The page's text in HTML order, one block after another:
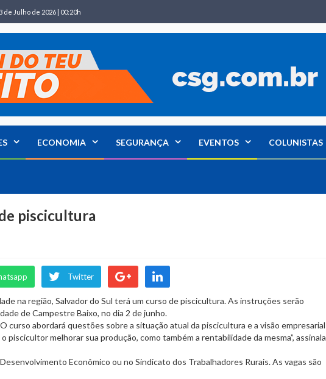
de Julho de 2026 | 00:20h
ECONOMIA SEGURANÇA EVENTOS COLUNISTAS
piscicultura
Twitter
na região, Salvador do Sul terá um curso de piscicultura. As instruções serão
de Campestre Baixo, no dia 2 de junho.
curso abordará questões sobre a situação atual da piscicultura e a visão empresarial
piscicultor melhorar sua produção, como também a rentabilidade da mesma”, assinala
Econômico ou no Sindicato dos Trabalhadores Rurais. As vagas são